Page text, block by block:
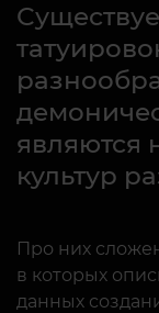
являются
культур
Про них
в которых
данных